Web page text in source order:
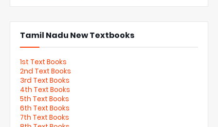
Tamil Nadu New Textbooks
1st Text Books
2nd Text Books
3rd Text Books
4th Text Books
5th Text Books
6th Text Books
7th Text Books